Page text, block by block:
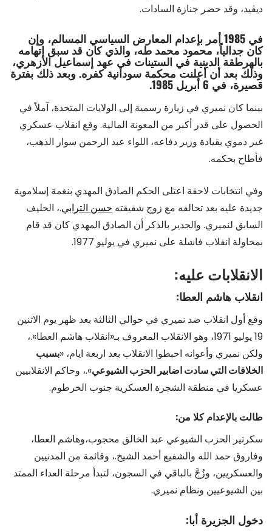
ديڤيد، وقد حضر جنازة السادات.
في 1985 أمر بإعدام المعارض السياسي المسالم، وإن
كان جدالياً، محمود محمد طه، والذي كان قد سبق اتهامه
بالهرطقة الدينية في الستينات في عهد إسماعيل الأزهري،
وذلك بعد أن أعلنت محكمة سودانية كفره. وبعد ذلك بفترة
قصيرة، في 6 أبريل 1985.
بينما كان نميري في زيارة رسمية إلى الولايات المتحدة، آملاً في
الحصول على قدر أكبر من المعونة المالية. وقع انقلاب عسكري
غير دموي بقيادة وزير دفاعه، اللواء عبد الرحمن سوار الذهب،
فأطاح بحكمه.
وفي انتخابات لاحقة اعتلى الحكم الصادق المهدي بنغمة إسلاموية
جديدة عليه بعد تحالفه مع زوج شقيقته حسن الترابي.، الحليف
السابق لنميري. والجدير بالذكر أن الصادق المهدي كان قد قام
بمحاولة انقلاب فاشلة على نميري في يوليو 1977.
الانقلابات عليه:
انقلاب هاشم العطا:
وقع أول انقلاب ضد نميري في حوالي الثالثة بعد ظهر يوم الاثنين
19 يوليو 1971، وهو الانقلاب المعروف بـ«انقلاب هاشم العطا».،
ولكن نميري وأعوانه احبطوا الانقلاب بعد اربعة ايام، «بسبب
الخلافات التي سادت اضابير الحزب الشيوعي».، وحاكم الانقلابيين
عسكريا في منطقة الشجرة العسكرية جنوب الخرطوم.
طالت بالإعدام كلا من:
سكرتير الحزب الشيوعي عبد الخالق محجوب،وهاشم العطا،
وفاروق حمد الله والشفيع أحمد الشيخ.، وقائمة من المدنيين
والعسكريين، وزُجَّ بالباقي في السجون، لتبدأ مرحلة العداء الممتد
بين الشيوعيين ونظام نميري.
دخول الجزيرة أبا: